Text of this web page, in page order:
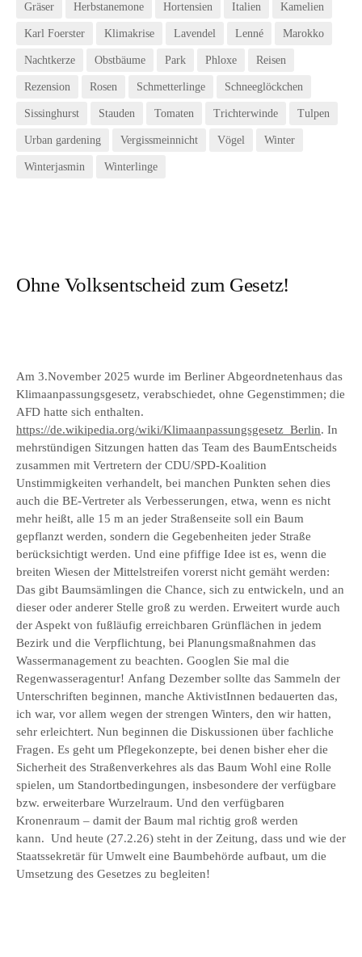
Gräser Herbstanemone Hortensien Italien Kamelien
Karl Foerster Klimakrise Lavendel Lenné Marokko
Nachtkerze Obstbäume Park Phloxe Reisen
Rezension Rosen Schmetterlinge Schneeglöckchen
Sissinghurst Stauden Tomaten Trichterwinde Tulpen
Urban gardening Vergissmeinnicht Vögel Winter
Winterjasmin Winterlinge
Ohne Volksentscheid zum Gesetz!
Am 3.November 2025 wurde im Berliner Abgeordnetenhaus das
Klimaanpassungsgesetz, verabschiedet, ohne Gegenstimmen; die
AFD hatte sich enthalten.
https://de.wikipedia.org/wiki/Klimaanpassungsgesetz_Berlin. In
mehrstündigen Sitzungen hatten das Team des BaumEntscheids
zusammen mit Vertretern der CDU/SPD-Koalition
Unstimmigkeiten verhandelt, bei manchen Punkten sehen dies
auch die BE-Vertreter als Verbesserungen, etwa, wenn es nicht
mehr heißt, alle 15 m an jeder Straßenseite soll ein Baum
gepflanzt werden, sondern die Gegebenheiten jeder Straße
berücksichtigt werden. Und eine pfiffige Idee ist es, wenn die
breiten Wiesen der Mittelstreifen vorerst nicht gemäht werden:
Das gibt Baumsämlingen die Chance, sich zu entwickeln, und an
dieser oder anderer Stelle groß zu werden. Erweitert wurde auch
der Aspekt von fußläufig erreichbaren Grünflächen in jedem
Bezirk und die Verpflichtung, bei Planungsmaßnahmen das
Wassermanagement zu beachten. Googlen Sie mal die
Regenwasseragentur! Anfang Dezember sollte das Sammeln der
Unterschriften beginnen, manche AktivistInnen bedauerten das,
ich war, vor allem wegen der strengen Winters, den wir hatten,
sehr erleichtert. Nun beginnen die Diskussionen über fachliche
Fragen. Es geht um Pflegekonzepte, bei denen bisher eher die
Sicherheit des Straßenverkehres als das Baum Wohl eine Rolle
spielen, um Standortbedingungen, insbesondere der verfügbare
bzw. erweiterbare Wurzelraum. Und den verfügbaren
Kronenraum – damit der Baum mal richtig groß werden
kann. Und heute (27.2.26) steht in der Zeitung, dass und wie der
Staatssekretär für Umwelt eine Baumbehörde aufbaut, um die
Umsetzung des Gesetzes zu begleiten!